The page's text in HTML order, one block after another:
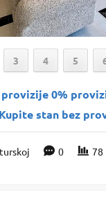
3 4 5
provizije 0%
stan bez
0 78
Support Agent